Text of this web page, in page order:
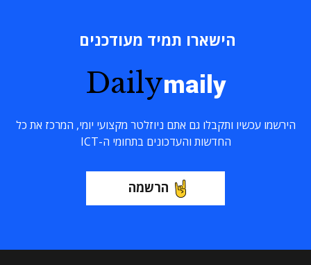
הישארו תמיד מעודכנים
Dailymaily
הירשמו עכשיו ותקבלו גם אתם ניוזלטר מקצועי יומי, המרכז את כל
החדשות והעדכונים בתחומי ה-ICT
הרשמה